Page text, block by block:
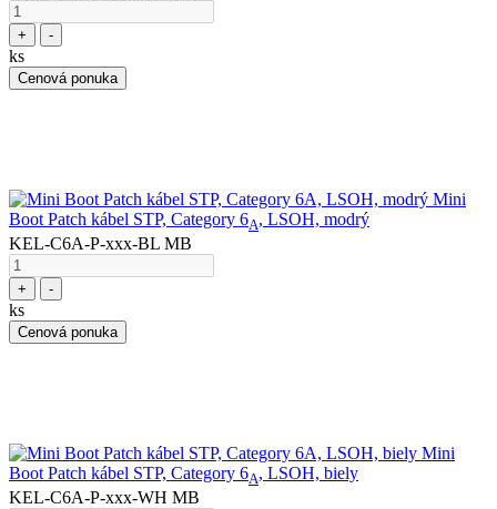
+ -
ks
Cenová ponuka
Mini
Boot Patch kábel STP, Category 6A, LSOH, modrý
KEL-C6A-P-xxx-BL MB
+ -
ks
Cenová ponuka
Mini
Boot Patch kábel STP, Category 6A, LSOH, biely
KEL-C6A-P-xxx-WH MB